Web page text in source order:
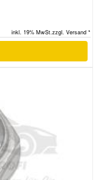
inkl. 19% MwSt.zzgl. Versand *